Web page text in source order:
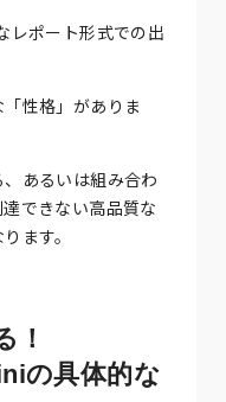
レポート形式での出
性格」がありま
あるいは組み合わ
できない高品質な
ます。
！
の具体的な